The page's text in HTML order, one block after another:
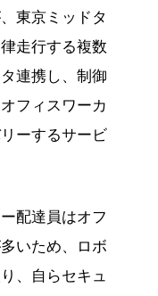
東京ミッドタ
走行する複数
連携し、制御
フィスワーカ
ーするサービ
配達員はオフ
いため、ロボ
、自らセキュ